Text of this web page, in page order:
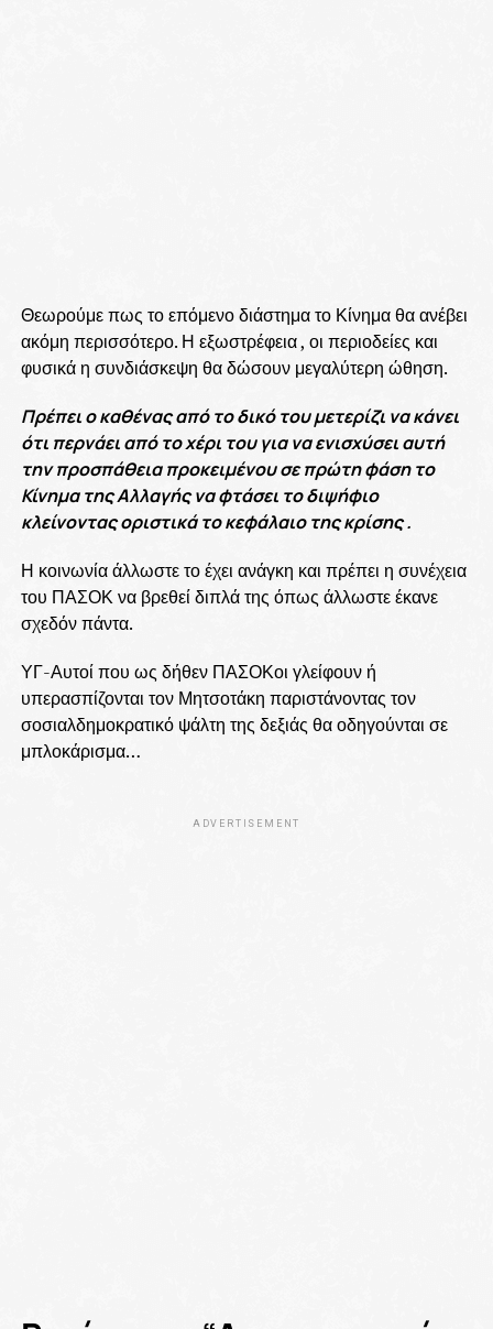
Θεωρούμε πως το επόμενο διάστημα το Κίνημα θα ανέβει
ακόμη περισσότερο. Η εξωστρέφεια , οι περιοδείες και
φυσικά η συνδιάσκεψη θα δώσουν μεγαλύτερη ώθηση.
Πρέπει ο καθένας από το δικό του μετερίζι να κάνει
ότι περνάει από το χέρι του για να ενισχύσει αυτή
την προσπάθεια προκειμένου σε πρώτη φάση το
Κίνημα της Αλλαγής να φτάσει το διψήφιο
κλείνοντας οριστικά το κεφάλαιο της κρίσης .
Η κοινωνία άλλωστε το έχει ανάγκη και πρέπει η συνέχεια
του ΠΑΣΟΚ να βρεθεί διπλά της όπως άλλωστε έκανε
σχεδόν πάντα.
ΥΓ-Αυτοί που ως δήθεν ΠΑΣΟΚοι γλείφουν ή
υπερασπίζονται τον Μητσοτάκη παριστάνοντας τον
σοσιαλδημοκρατικό ψάλτη της δεξιάς θα οδηγούνται σε
μπλοκάρισμα…
ADVERTISEMENT